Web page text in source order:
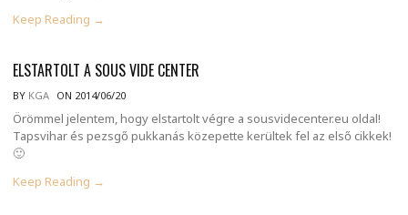
Keep Reading →
ELSTARTOLT A SOUS VIDE CENTER
BY KGA ON 2014/06/20
Örömmel jelentem, hogy elstartolt végre a sousvidecenter.eu oldal!
Tapsvihar és pezsgő pukkanás közepette kerültek fel az első cikkek!
🙂
Keep Reading →